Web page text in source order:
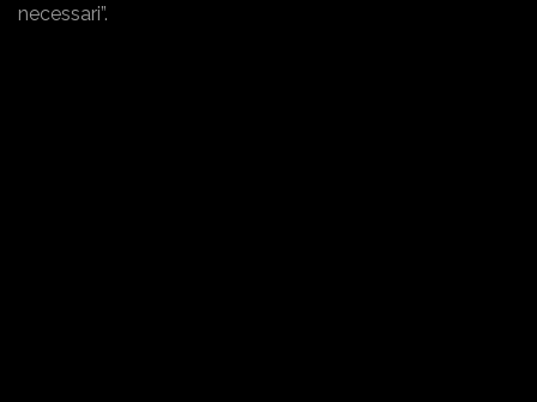
necessari”.